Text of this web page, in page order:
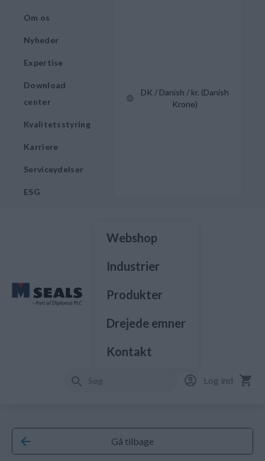
Om os
Nyheder
Expertise
Download
center
Kvalitetsstyring
Karriere
Serviceydelser
ESG
DK / Danish / kr. (Danish
Krone)
Webshop
Industrier
Produkter
Drejede emner
Kontakt
Log ind
Gå tilbage